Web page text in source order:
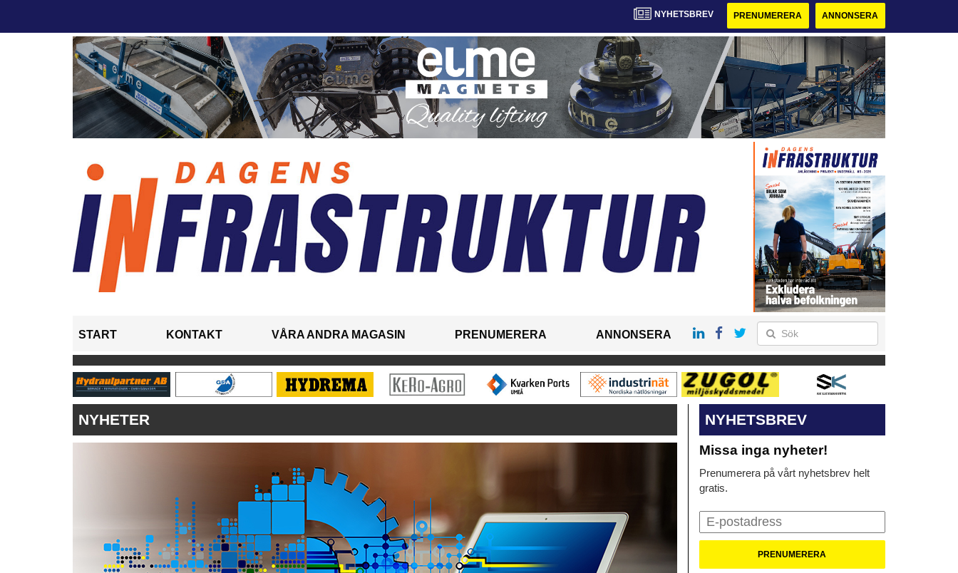
NYHETSBREV PRENUMERERA ANNONSERA
START KONTAKT VÅRA ANDRA MAGASIN PRENUMERERA ANNONSERA
NYHETER NYHETSBREV
Missa inga nyheter!
Prenumerera på vårt nyhetsbrev helt
gratis.